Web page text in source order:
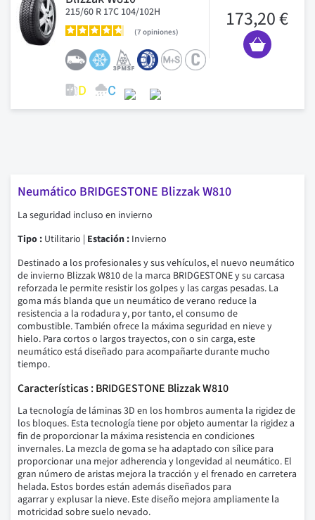
215/60 R 17C 104/102H
7 opiniones
173,20 €
Neumático BRIDGESTONE Blizzak W810
La seguridad incluso en invierno
Tipo : Utilitario | Estación : Invierno
Destinado a los profesionales y sus vehículos, el nuevo neumático
de invierno Blizzak W810 de la marca BRIDGESTONE y su carcasa
reforzada le permite resistir los golpes y las cargas pesadas. La
goma más blanda que un neumático de verano reduce la
resistencia a la rodadura y, por tanto, el consumo de
combustible.También ofrece la máxima seguridad en nieve y
hielo. Para cortos o largos trayectos, con o sin carga, este
neumático está diseñado para acompañarte durante mucho
tiempo.
Características : BRIDGESTONE Blizzak W810
La tecnología de láminas 3D en los hombros aumenta la rigidez de
los bloques. Esta tecnología tiene por objeto aumentar la rigidez a
fin de proporcionar la máxima resistencia en condiciones
invernales. La mezcla de goma se ha adaptado con sílice para
proporcionar una mejor adherencia y longevidad al neumático. El
gran número de aristas mejora la tracción y el frenado en carretera
helada. Estos bordes están además diseñados para
agarrar y explusar la nieve. Este diseño mejora ampliamente la
motricidad sobre suelo nevado.